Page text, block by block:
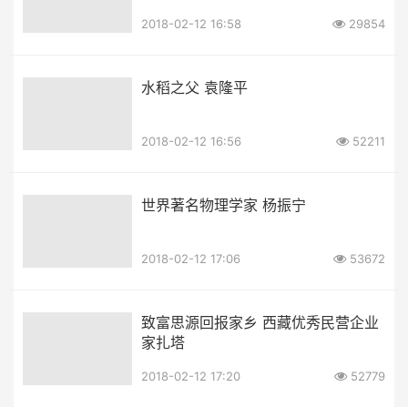
2018-02-12 16:58 29854
水稻之父 袁隆平
2018-02-12 16:56 52211
世界著名物理学家 杨振宁
2018-02-12 17:06 53672
致富思源回报家乡 西藏优秀民营企业
家扎塔
2018-02-12 17:20 52779